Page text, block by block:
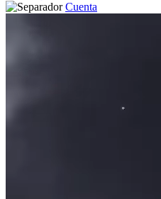
Cuenta